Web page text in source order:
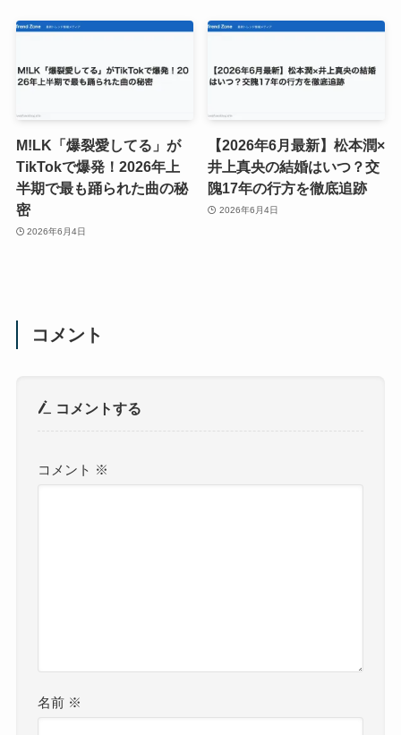
M!LK「爆裂愛してる」が
TikTokで爆発！2026年上
半期で最も踊られた曲の秘
密
2026年6月4日
【2026年6月最新】松本潤×
井上真央の結婚はいつ？交
隗17年の行方を徹底追跡
2026年6月4日
コメント
コメントする
コメント ※
名前 ※